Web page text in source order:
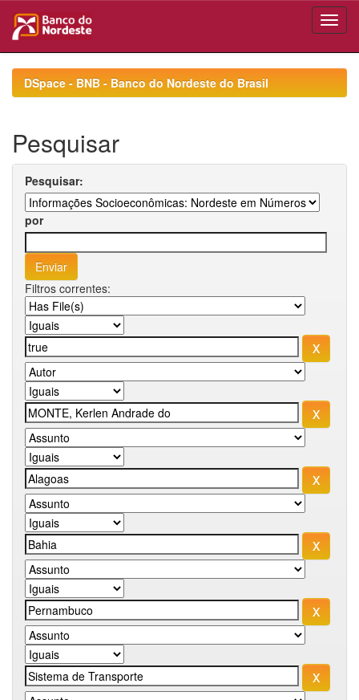
navigationDSpace - BNB - Banco do Nordeste do Brasil
Pesquisar
Pesquisar:
por
Filtros correntes: